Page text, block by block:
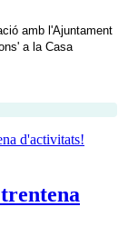
amb l'Ajuntament
a la Casa